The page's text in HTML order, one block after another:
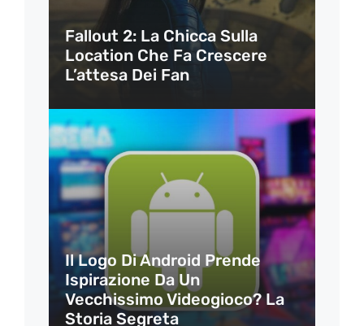
Fallout 2: La Chicca Sulla
Location Che Fa Crescere
L’attesa Dei Fan
Il Logo Di Android Prende
Ispirazione Da Un
Vecchissimo Videogioco? La
Storia Segreta